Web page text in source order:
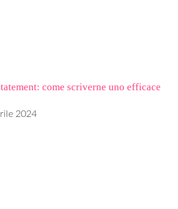
come scriverne uno efficace
2024